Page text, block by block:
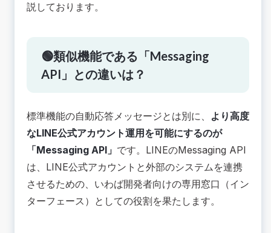
説しております。
🟢類似機能である「Messaging
API」との違いは？
標準機能の自動応答メッセージとは別に、 より高度
なLINE公式アカウント運用を可能にするのが
「Messaging API」 です。LINEのMessaging API
は、LINE公式アカウントと外部のシステムを連携
させるための、いわば開発者向けの専用窓口（イン
ターフェース）としての役割を果たします。